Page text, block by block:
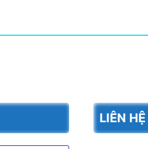
LIÊN HỆ